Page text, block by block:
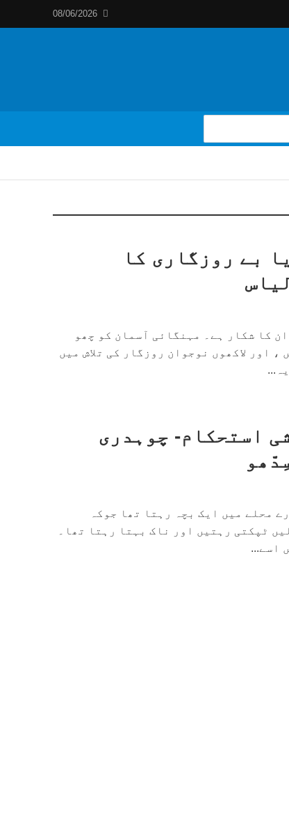
08/06/2026
بے روزگاری کا
کا شکار ہے۔ مہنگائی آسمان کو چھو
اور لاکھوں نوجوان روزگار کی تلاش میں
استحکام- چوہدری
محلے میں ایک بچہ رہتا تھا جوکہ
ٹپکتی رہتیں اور ناک بہتا رہتا تھا۔
اسے...